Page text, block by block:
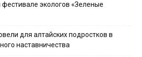
экологов «Зеленые
для алтайских подростков в
наставничества